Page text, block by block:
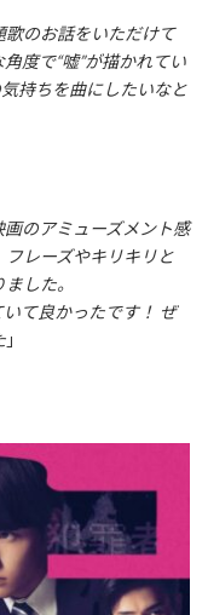
のお話をいただけて
度で“嘘”が描かれてい
持ちを曲にしたいなと
のアミューズメント感
レーズやキリキリと
した。
て良かったです！ ぜ
」